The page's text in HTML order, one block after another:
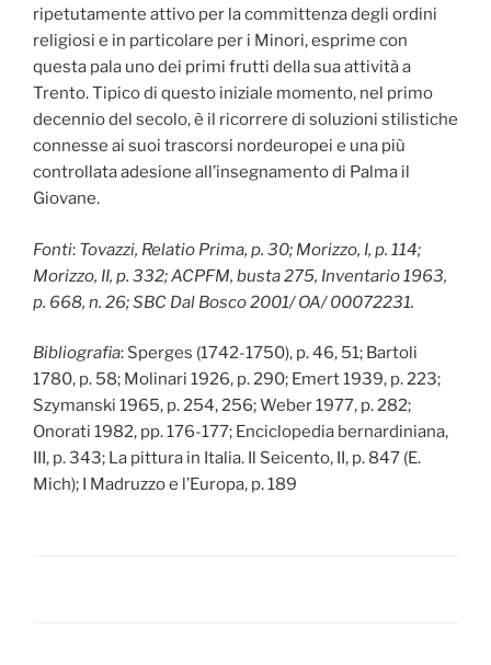
ripetutamente attivo per la committenza degli ordini
religiosi e in particolare per i Minori, esprime con
questa pala uno dei primi frutti della sua attività a
Trento. Tipico di questo iniziale momento, nel primo
decennio del secolo, è il ricorrere di soluzioni stilistiche
connesse ai suoi trascorsi nordeuropei e una più
controllata adesione all’insegnamento di Palma il
Giovane.
Fonti: Tovazzi, Relatio Prima, p. 30; Morizzo, I, p. 114;
Morizzo, II, p. 332; ACPFM, busta 275, Inventario 1963,
p. 668, n. 26; SBC Dal Bosco 2001/ OA/ 00072231.
Bibliografia: Sperges (1742-1750), p. 46, 51; Bartoli
1780, p. 58; Molinari 1926, p. 290; Emert 1939, p. 223;
Szymanski 1965, p. 254, 256; Weber 1977, p. 282;
Onorati 1982, pp. 176-177; Enciclopedia bernardiniana,
III, p. 343; La pittura in Italia. Il Seicento, II, p. 847 (E.
Mich); I Madruzzo e l’Europa, p. 189